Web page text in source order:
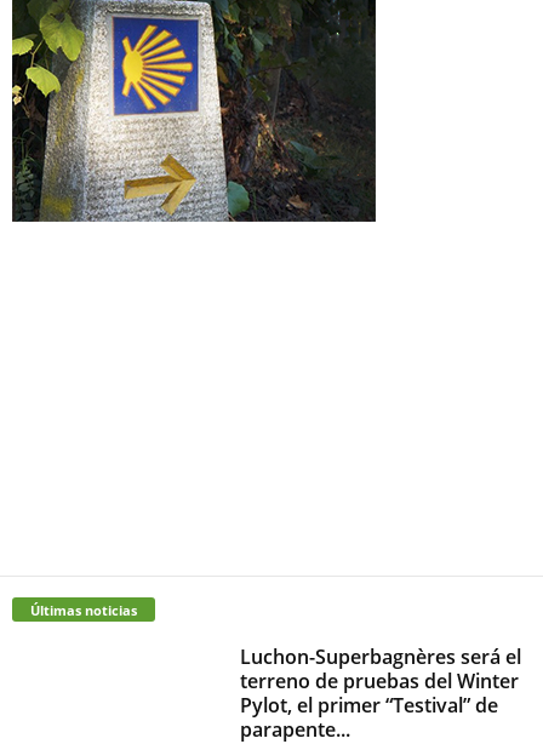
Últimas noticias
Luchon-Superbagnères será el
terreno de pruebas del Winter
Pylot, el primer “Testival” de
parapente...